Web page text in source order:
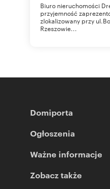
Biuro nieruchomości
przyjemność
zlokalizowany przy
Rzeszowie...
Domiporta
Ogłoszenia
Ważne informacje
Zobacz także